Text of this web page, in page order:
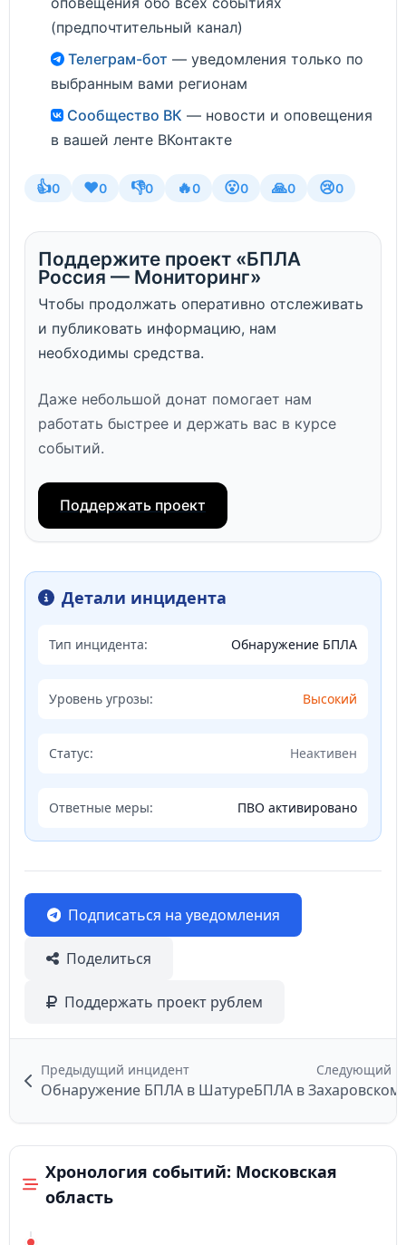
(предпочтительный канал)
Телеграм-бот — уведомления только по
выбранным вами регионам
Сообщество ВК — новости и оповещения
в вашей ленте ВКонтакте
👍0 ❤️0 👎0 🔥0 😮0 🙏0 😢0
Поддержите проект «БПЛА
Россия — Мониторинг»
Чтобы продолжать оперативно отслеживать
и публиковать информацию, нам
необходимы средства.
Даже небольшой донат помогает нам
работать быстрее и держать вас в курсе
событий.
Поддержать проект
Детали инцидента
Тип инцидента: Обнаружение БПЛА
Уровень угрозы: Высокий
Статус: Неактивен
Ответные меры: ПВО активировано
Подписаться на уведомления
Поделиться
Поддержать проект рублем
Предыдущий инцидент
Обнаружение БПЛА в Шатуре
Следующий
БПЛА в Захаровском
Хронология событий: Московская
область